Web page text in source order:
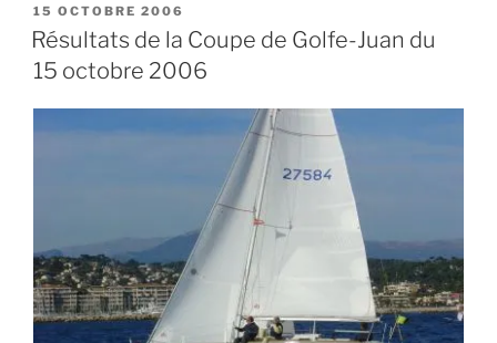
PUBLIÉ
LE
15 OCTOBRE 2006
Résultats de la Coupe de Golfe-Juan du
15 octobre 2006